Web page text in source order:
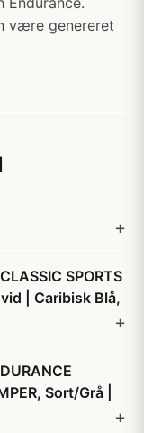
være genereret
SPORTS
| Caribisk Blå,
Sort/Grå |